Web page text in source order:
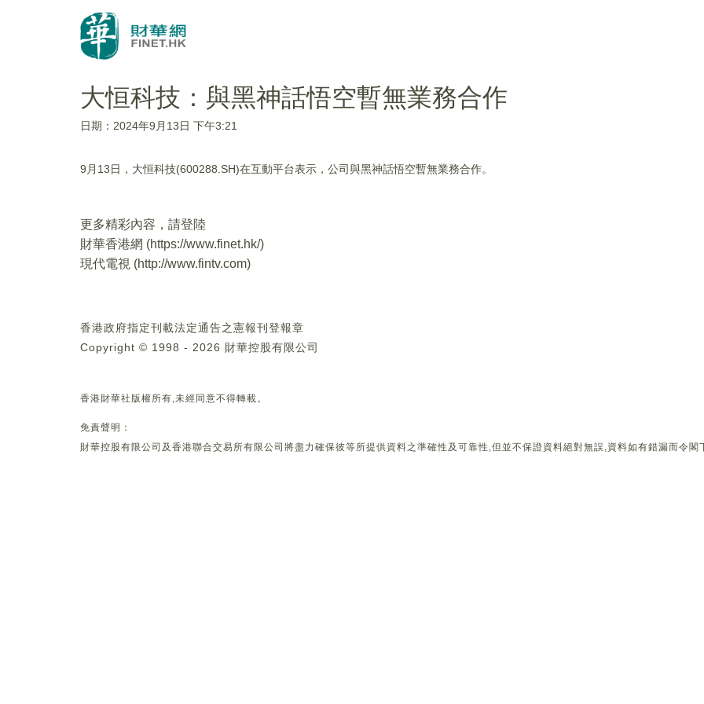
大恒科技：與黑神話悟空暫無業務合作
日期：2024年9月13日 下午3:21
9月13日，大恒科技(600288.SH)在互動平台表示，公司與黑神話悟空暫無業務合作。
更多精彩內容，請登陸
財華香港網 (https://www.finet.hk/)
現代電視 (http://www.fintv.com)
香港政府指定刊載法定通告之憲報刊登報章
Copyright © 1998 - 2026 財華控股有限公司
香港財華社版權所有,未經同意不得轉載。
免責聲明：
財華控股有限公司及香港聯合交易所有限公司將盡力確保彼等所提供資料之準確性及可靠性,但並不保證資料絕對無誤,資料如有錯漏而令閣